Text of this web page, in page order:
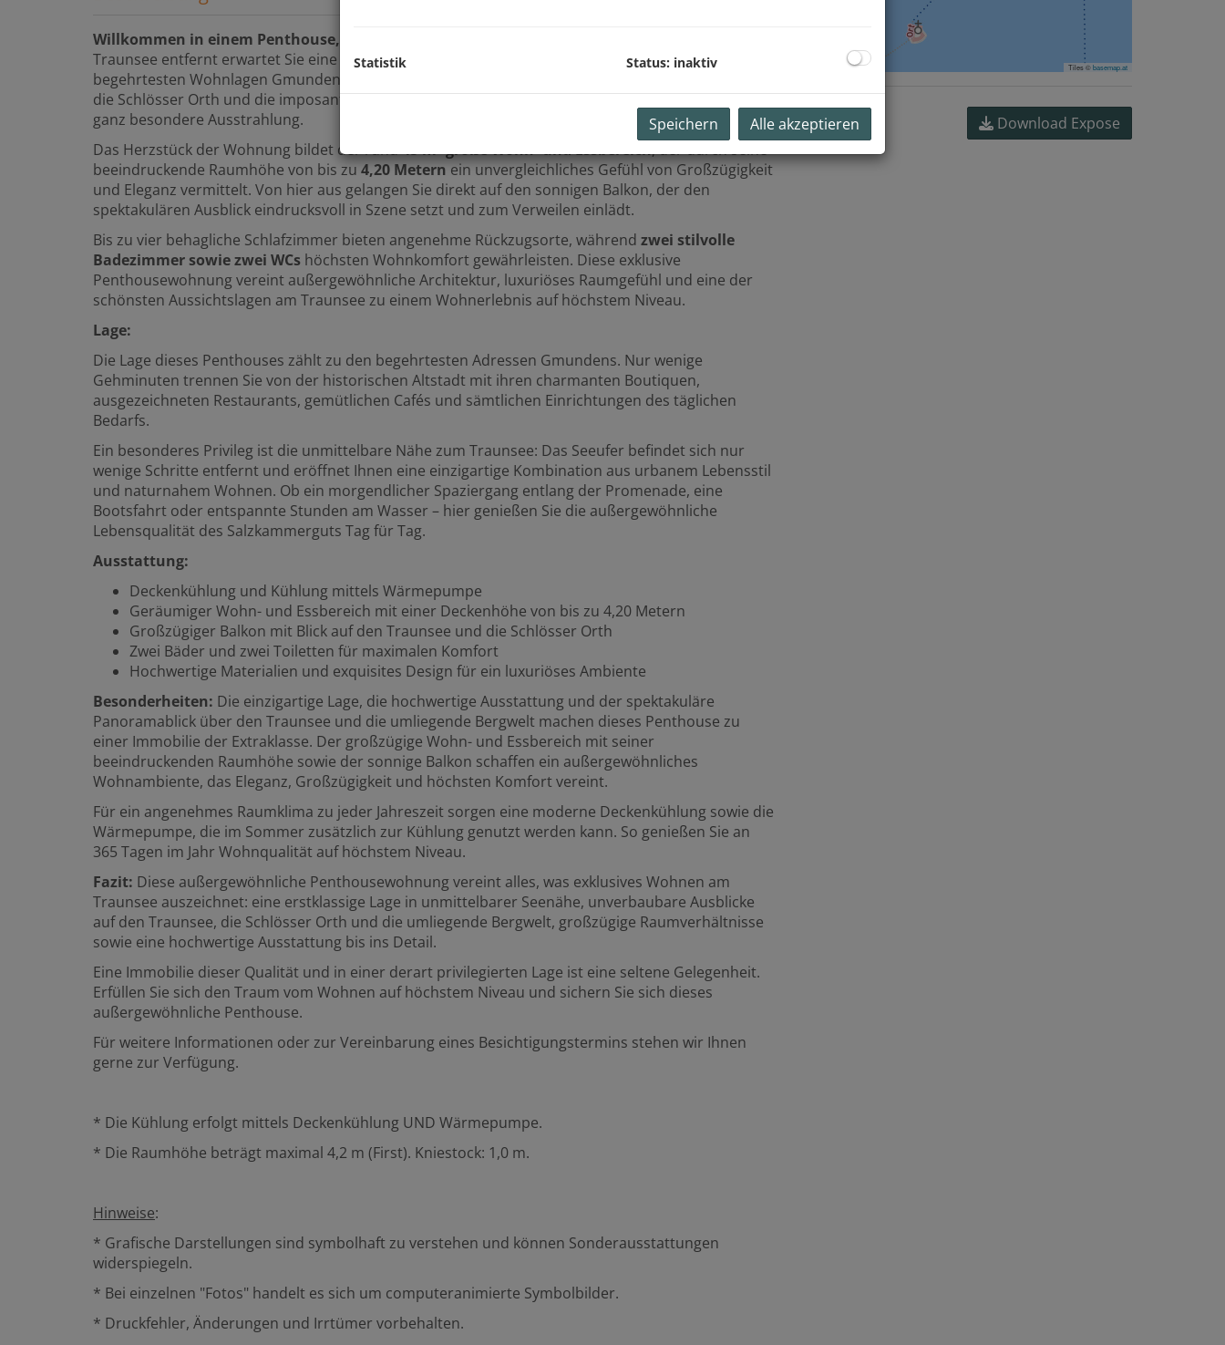
Willkommen in einem Penthouse, das höchste Wohnansprüche erfüllt.
Traunsee entfernt erwartet Sie eine außergewöhnliche 5-Zimmer-Wohnung in einer der
begehrtesten Wohnlagen Gmundens. Der unverbaubare Panoramablick über den Traunsee, auf
die Schlösser Orth und die imposante Bergwelt des Salzkammerguts verleiht dieser Immobilie eine
ganz besondere Ausstrahlung.
Das Herzstück der Wohnung bildet der rund45 m² große Wohn- und Essbereich, der durch seine
beeindruckende Raumhöhe von bis zu 4,20 Metern ein unvergleichliches Gefühl von Großzügigkeit
und Eleganz vermittelt. Von hier aus gelangen Sie direkt auf den sonnigen Balkon, der den
spektakulären Ausblick eindrucksvoll in Szene setzt und zum Verweilen einlädt.
Bis zu vier behagliche Schlafzimmer bieten angenehme Rückzugsorte, während zwei stilvolle
Badezimmer sowie zwei WCs höchsten Wohnkomfort gewährleisten. Diese exklusive
Penthousewohnung vereint außergewöhnliche Architektur, luxuriöses Raumgefühl und eine der
schönsten Aussichtslagen am Traunsee zu einem Wohnerlebnis auf höchstem Niveau.
Lage:
Die Lage dieses Penthouses zählt zu den begehrtesten Adressen Gmundens. Nur wenige
Gehminuten trennen Sie von der historischen Altstadt mit ihren charmanten Boutiquen,
ausgezeichneten Restaurants, gemütlichen Cafés und sämtlichen Einrichtungen des täglichen
Bedarfs.
Ein besonderes Privileg ist die unmittelbare Nähe zum Traunsee: Das Seeufer befindet sich nur
wenige Schritte entfernt und eröffnet Ihnen eine einzigartige Kombination aus urbanem Lebensstil
und naturnahem Wohnen. Ob ein morgendlicher Spaziergang entlang der Promenade, eine
Bootsfahrt oder entspannte Stunden am Wasser – hier genießen Sie die außergewöhnliche
Lebensqualität des Salzkammerguts Tag für Tag.
Ausstattung:
Deckenkühlung und Kühlung mittels Wärmepumpe
Geräumiger Wohn- und Essbereich mit einer Deckenhöhe von bis zu 4,20 Metern
Großzügiger Balkon mit Blick auf den Traunsee und die Schlösser Orth
Zwei Bäder und zwei Toiletten für maximalen Komfort
Hochwertige Materialien und exquisites Design für ein luxuriöses Ambiente
Besonderheiten: Die einzigartige Lage, die hochwertige Ausstattung und der spektakuläre
Panoramablick über den Traunsee und die umliegende Bergwelt machen dieses Penthouse zu
einer Immobilie der Extraklasse. Der großzügige Wohn- und Essbereich mit seiner
beeindruckenden Raumhöhe sowie der sonnige Balkon schaffen ein außergewöhnliches
Wohnambiente, das Eleganz, Großzügigkeit und höchsten Komfort vereint.
Für ein angenehmes Raumklima zu jeder Jahreszeit sorgen eine moderne Deckenkühlung sowie die
Wärmepumpe, die im Sommer zusätzlich zur Kühlung genutzt werden kann. So genießen Sie an
365 Tagen im Jahr Wohnqualität auf höchstem Niveau.
Fazit: Diese außergewöhnliche Penthousewohnung vereint alles, was exklusives Wohnen am
Traunsee auszeichnet: eine erstklassige Lage in unmittelbarer Seenähe, unverbaubare Ausblicke
auf den Traunsee, die Schlösser Orth und die umliegende Bergwelt, großzügige Raumverhältnisse
sowie eine hochwertige Ausstattung bis ins Detail.
Eine Immobilie dieser Qualität und in einer derart privilegierten Lage ist eine seltene Gelegenheit.
Erfüllen Sie sich den Traum vom Wohnen auf höchstem Niveau und sichern Sie sich dieses
außergewöhnliche Penthouse.
Für weitere Informationen oder zur Vereinbarung eines Besichtigungstermins stehen wir Ihnen
gerne zur Verfügung.
* Die Kühlung erfolgt mittels Deckenkühlung UND Wärmepumpe.
* Die Raumhöhe beträgt maximal 4,2 m (First). Kniestock: 1,0 m.
Hinweise:
* Grafische Darstellungen sind symbolhaft zu verstehen und können Sonderausstattungen
widerspiegeln.
* Bei einzelnen "Fotos" handelt es sich um computeranimierte Symbolbilder.
* Druckfehler, Änderungen und Irrtümer vorbehalten.
Tiles ©basemap.at
Download Expose
Statistik Status: inaktiv
Speichern Alle akzeptieren